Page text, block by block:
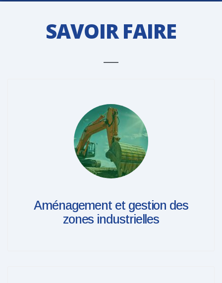
SAVOIR FAIRE
Aménagement et gestion des
zones industrielles